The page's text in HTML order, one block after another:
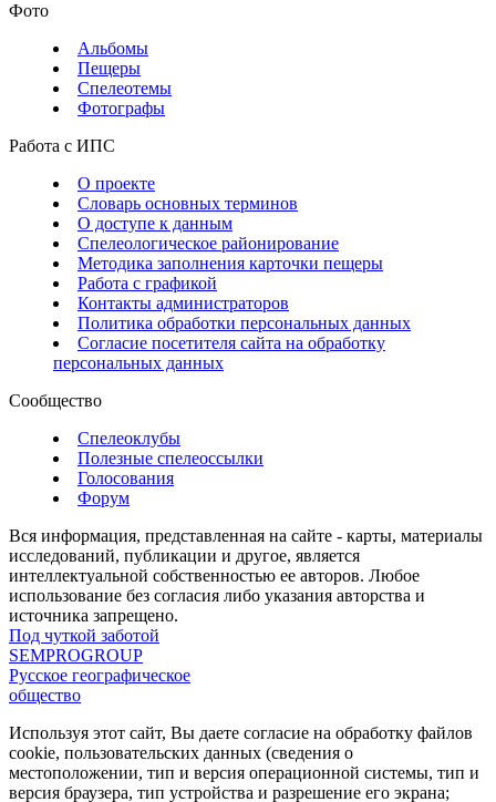
Фото
Альбомы
Пещеры
Спелеотемы
Фотографы
Работа с ИПС
О проекте
Словарь основных терминов
О доступе к данным
Спелеологическое районирование
Методика заполнения карточки пещеры
Работа с графикой
Контакты администраторов
Политика обработки персональных данных
Согласие посетителя сайта на обработку
персональных данных
Сообщество
Спелеоклубы
Полезные спелеоссылки
Голосования
Форум
Вся информация, представленная на сайте - карты, материалы
исследований, публикации и другое, является
интеллектуальной собственностью ее авторов. Любое
использование без согласия либо указания авторства и
источника запрещено.
Под чуткой заботой
SEMPROGROUP
Русское географическое
общество
Используя этот сайт, Вы даете согласие на обработку файлов
cookie, пользовательских данных (сведения о
местоположении, тип и версия операционной системы, тип и
версия браузера, тип устройства и разрешение его экрана;